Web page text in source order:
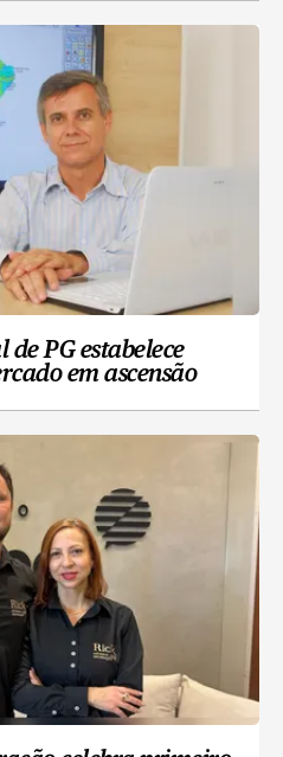
PG estabelece
em ascensão